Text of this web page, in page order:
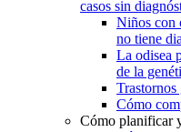
casos sin
Niños con
no tiene
La odisea
de la
Trastornos
Cómo
Cómo planificar